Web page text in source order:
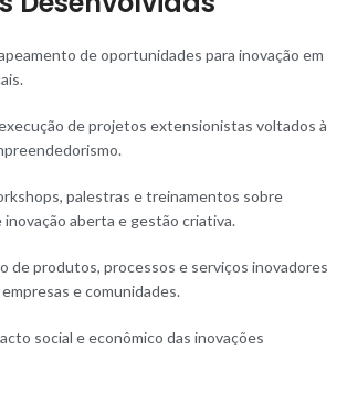
de oportunidades para inovação em
de projetos extensionistas voltados à
palestras e treinamentos sobre
aberta e gestão criativa.
de produtos, processos e serviços inovadores
e comunidades.
social e econômico das inovações